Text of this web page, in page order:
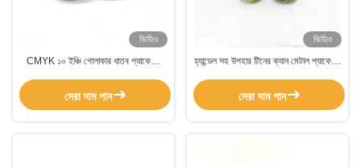
ভিডিও
CMYK ১০ ইঞ্চি গোলাকার ধাতব প্যাকেজিং
সেরা দাম পান
ভিডিও
হ্যান্ডেল সহ উপহার টিনের ক্যান মেটাল প্যাকেজিং
সেরা দাম পান